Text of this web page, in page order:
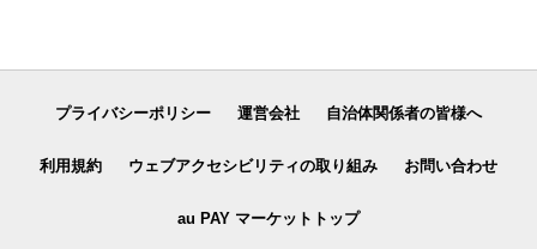
プライバシーポリシー 運営会社 自治体関係者の皆様へ
利用規約 ウェブアクセシビリティの取り組み お問い合わせ
au PAY マーケットトップ